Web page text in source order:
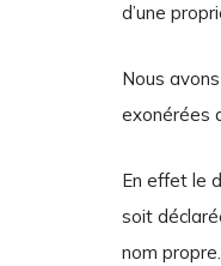
d’une
Nous
exonérées
En effet le
soit
nom propre.